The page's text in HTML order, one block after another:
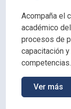
Acompaña el
académico
procesos de
capacitación
competencias.
Ver más